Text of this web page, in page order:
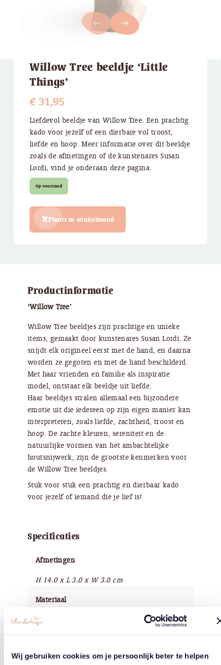
Wij gebruiken cookies om je persoonlijk beter te helpen
west east
Willow Tree beeldje ‘Little
Things’
€31,95
Liefdevol beeldje van Willow Tree. Een prachtig
kado voor jezelf of een dierbare vol troost,
liefde en hoop. Meer informatie over dit beeldje
zoals de afmetingen of de kunstenares Susan
Lordi, vind je onderaan deze pagina.
Op voorraad
Plaats in winkelmand
Productinformatie
‘Willow Tree’
Willow Tree beeldjes zijn prachtige en unieke
items, gemaakt door kunstenares Susan Lordi. Ze
snijdt elk origineel eerst met de hand, en daarna
worden ze gegoten en met de hand beschilderd.
Met haar vrienden en familie als inspiratie
model, ontstaat elk beeldje uit liefde.
Haar beeldjes stralen allemaal een bijzondere
emotie uit die iedereen op zijn eigen manier kan
interpreteren, zoals liefde, zachtheid, troost en
hoop. De zachte kleuren, sereniteit en de
natuurlijke vormen van het ambachtelijke
houtsnijwerk, zijn de grootste kenmerken voor
de Willow Tree beeldjes.
Stuk voor stuk een prachtig en dierbaar kado
voor jezelf of iemand die je lief is!
Specificaties
Afmetingen
H 14.0 x L 3.0 x W 3.0 cm
Materiaal
Kunsthars
Handbeschilderd